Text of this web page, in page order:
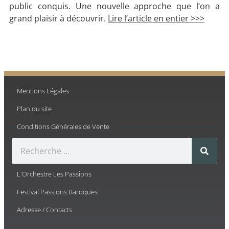
public conquis. Une nouvelle approche que l’on a
grand plaisir à découvrir. Lire l’article en entier >>>
Mentions Légales
Plan du site
Conditions Générales de Vente
L'Orchestre Les Passions
Festival Passions Baroques
Adresse / Contacts